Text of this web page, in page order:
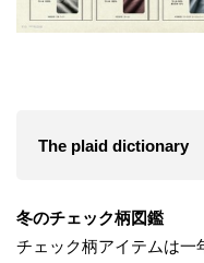
The plaid dictionary
冬のチェック柄図鑑
チェック柄アイテムは一